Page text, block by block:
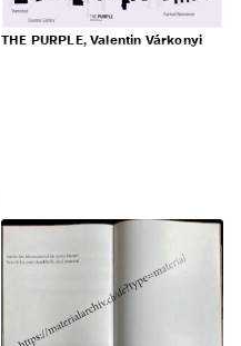
THE PURPLE, Valentin Várkonyi